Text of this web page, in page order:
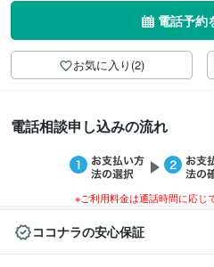
電話予約
お気に入り(2)
電話相談申し込みの流れ
※ご利用料金は通話時間に応じ
ココナラの安心保証